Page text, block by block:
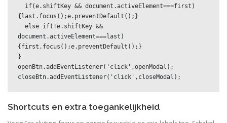
{last.focus();e.preventDefault();}
document.activeElement===last)
{first.focus();e.preventDefault();}
}
openBtn.addEventListener('click',openModal);
closeBtn.addEventListener('click',closeModal);
Shortcuts en extra toegankelijkheid